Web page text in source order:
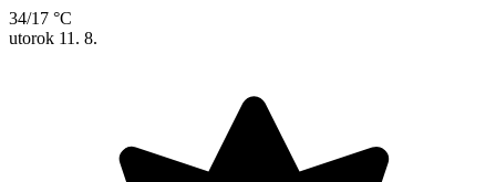
34/17 °C
utorok 11. 8.